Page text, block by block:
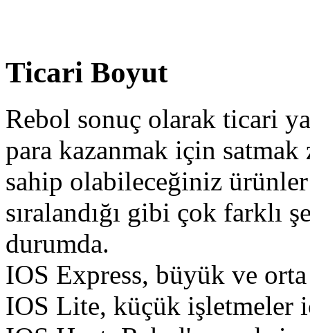
Ticari Boyut
Rebol sonuç olarak ticari
para kazanmak için
sahip olabileceğiniz
sıralandığı gibi çok farklı
durumda.
IOS Express, büyük ve
IOS Lite, küçük işletmeler